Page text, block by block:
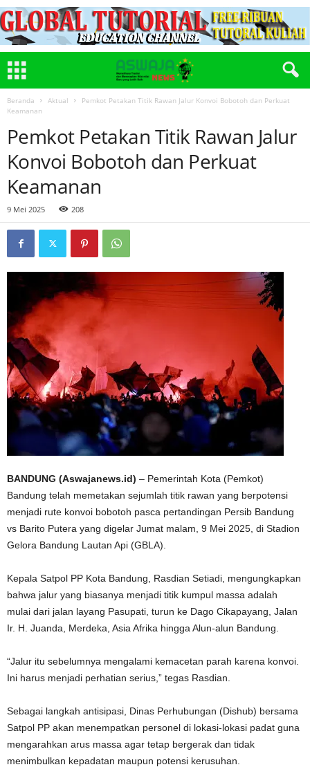
Beranda Aktual
Pemkot Petakan Titik Rawan Jalur Konvoi Bobotoh dan Perkuat
Keamanan
Pemkot Petakan Titik Rawan Jalur
Konvoi Bobotoh dan Perkuat
Keamanan
9 Mei 2025 208
BANDUNG (Aswajanews.id) – Pemerintah Kota (Pemkot)
Bandung telah memetakan sejumlah titik rawan yang berpotensi
menjadi rute konvoi bobotoh pasca pertandingan Persib Bandung
vs Barito Putera yang digelar Jumat malam, 9 Mei 2025, di Stadion
Gelora Bandung Lautan Api (GBLA).
Kepala Satpol PP Kota Bandung, Rasdian Setiadi, mengungkapkan
bahwa jalur yang biasanya menjadi titik kumpul massa adalah
mulai dari jalan layang Pasupati, turun ke Dago Cikapayang, Jalan
Ir. H. Juanda, Merdeka, Asia Afrika hingga Alun-alun Bandung.
“Jalur itu sebelumnya mengalami kemacetan parah karena konvoi.
Ini harus menjadi perhatian serius,” tegas Rasdian.
Sebagai langkah antisipasi, Dinas Perhubungan (Dishub) bersama
Satpol PP akan menempatkan personel di lokasi-lokasi padat guna
mengarahkan arus massa agar tetap bergerak dan tidak
menimbulkan kepadatan maupun potensi kerusuhan.